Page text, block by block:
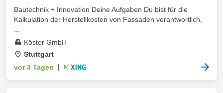
Bautechnik + Innovation Deine Aufgaben Du bist für die
Kalkulation der Herstellkosten von Fassaden verantwortlich,
Köster GmbH
Stuttgart
vor 3 Tagen